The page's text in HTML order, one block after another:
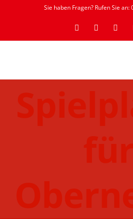
springen
Sie haben Fragen? Rufen Sie an:
YouTubeInstagram
für